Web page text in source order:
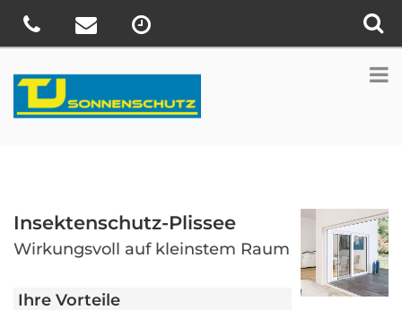
Insektenschutz-Plissee
Wirkungsvoll auf kleinstem Raum
Ihre Vorteile